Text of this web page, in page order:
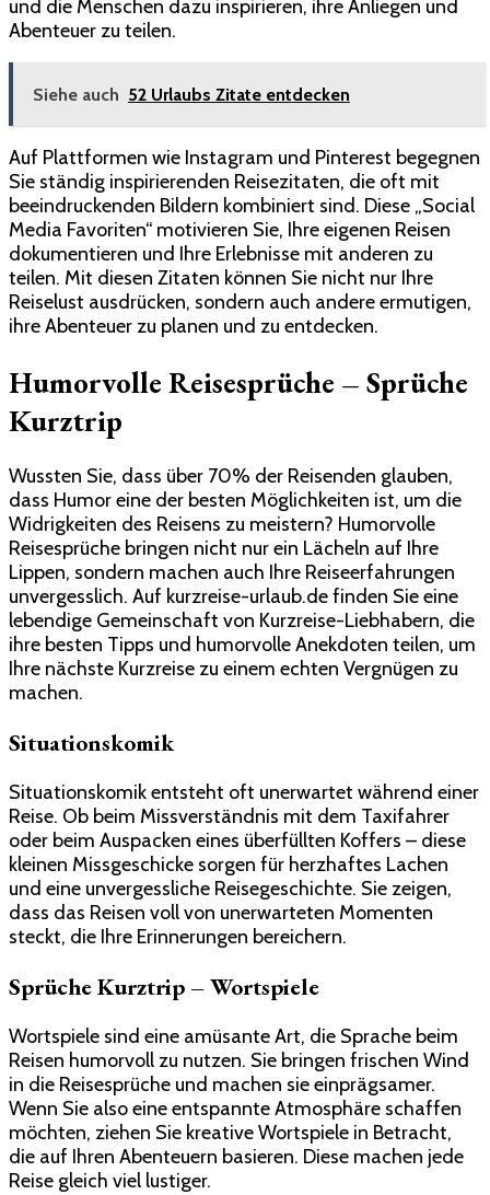
und die Menschen dazu inspirieren, ihre Anliegen und
Abenteuer zu teilen.
Siehe auch 52 Urlaubs Zitate entdecken
Auf Plattformen wie Instagram und Pinterest begegnen
Sie ständig inspirierenden Reisezitaten, die oft mit
beeindruckenden Bildern kombiniert sind. Diese „Social
Media Favoriten“ motivieren Sie, Ihre eigenen Reisen
dokumentieren und Ihre Erlebnisse mit anderen zu
teilen. Mit diesen Zitaten können Sie nicht nur Ihre
Reiselust ausdrücken, sondern auch andere ermutigen,
ihre Abenteuer zu planen und zu entdecken.
Humorvolle Reisesprüche – Sprüche
Kurztrip
Wussten Sie, dass über 70% der Reisenden glauben,
dass Humor eine der besten Möglichkeiten ist, um die
Widrigkeiten des Reisens zu meistern? Humorvolle
Reisesprüche bringen nicht nur ein Lächeln auf Ihre
Lippen, sondern machen auch Ihre Reiseerfahrungen
unvergesslich. Auf kurzreise-urlaub.de finden Sie eine
lebendige Gemeinschaft von Kurzreise-Liebhabern, die
ihre besten Tipps und humorvolle Anekdoten teilen, um
Ihre nächste Kurzreise zu einem echten Vergnügen zu
machen.
Situationskomik
Situationskomik entsteht oft unerwartet während einer
Reise. Ob beim Missverständnis mit dem Taxifahrer
oder beim Auspacken eines überfüllten Koffers – diese
kleinen Missgeschicke sorgen für herzhaftes Lachen
und eine unvergessliche Reisegeschichte. Sie zeigen,
dass das Reisen voll von unerwarteten Momenten
steckt, die Ihre Erinnerungen bereichern.
Sprüche Kurztrip – Wortspiele
Wortspiele sind eine amüsante Art, die Sprache beim
Reisen humorvoll zu nutzen. Sie bringen frischen Wind
in die Reisesprüche und machen sie einprägsamer.
Wenn Sie also eine entspannte Atmosphäre schaffen
möchten, ziehen Sie kreative Wortspiele in Betracht,
die auf Ihren Abenteuern basieren. Diese machen jede
Reise gleich viel lustiger.